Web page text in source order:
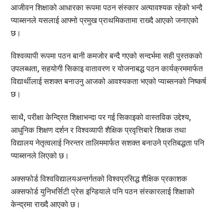
आजीवन शिक्षाको आधारका रूपमा पठन संस्कार अत्यावश्यक रहेको भन्दै
प्याब्सनले यसलाई आफ्नो प्रमुख प्राथमिकतामा राख्दै आएको जनाएको
छ।
विश्वव्यापी रूपमा पठन बानी कमजोर बन्दै गएको सन्दर्भमा सही पुस्तकको
उपलब्धता, सहयोगी सिकाइ वातावरण र योजनाबद्ध पठन कार्यक्रममार्फत
विद्यार्थीलाई सशक्त बनाउनु आजको आवश्यकता भएको प्याब्सनको निष्कर्ष
छ।
साथै, परीक्षा केन्द्रित शिक्षाभन्दा पर गई सिकाइको वास्तविक उद्देश्य,
आधुनिक शिक्षण दर्शन र विश्वव्यापी शैक्षिक प्रवृत्तिबारे शिक्षक तथा
विद्यालय नेतृत्वलाई निरन्तर तालिममार्फत सशक्त बनाउने प्रतिबद्धता पनि
प्याब्सनले लिएको छ।
अक्सफोर्ड विश्वविद्यालयअन्तर्गतको विश्वप्रसिद्ध शैक्षिक प्रकाशक
अक्सफोर्ड युनिभर्सिटी प्रेस इन्डियाले पनि पठन संस्कारलाई शिक्षाको
केन्द्रमा राख्दै आएको छ।